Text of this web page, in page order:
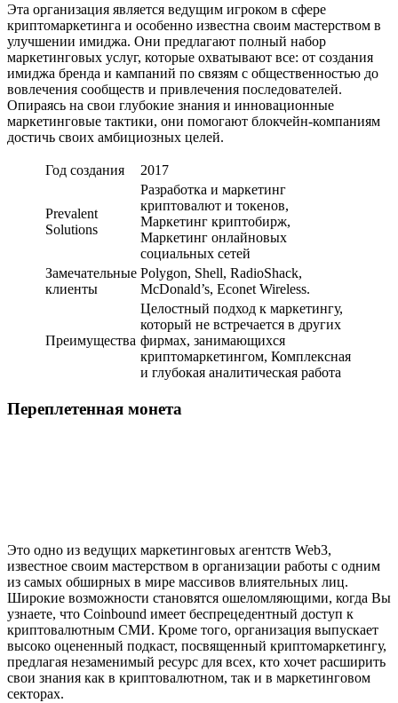
Эта организация является ведущим игроком в сфере
криптомаркетинга и особенно известна своим мастерством в
улучшении имиджа. Они предлагают полный набор
маркетинговых услуг, которые охватывают все: от создания
имиджа бренда и кампаний по связям с общественностью до
вовлечения сообществ и привлечения последователей.
Опираясь на свои глубокие знания и инновационные
маркетинговые тактики, они помогают блокчейн-компаниям
достичь своих амбициозных целей.
Год создания 2017
Prevalent
Solutions
Разработка и маркетинг
криптовалют и токенов,
Маркетинг криптобирж,
Маркетинг онлайновых
социальных сетей
Замечательные
клиенты
Polygon, Shell, RadioShack,
McDonald’s, Econet Wireless.
Преимущества
Целостный подход к маркетингу,
который не встречается в других
фирмах, занимающихся
криптомаркетингом, Комплексная
и глубокая аналитическая работа
Переплетенная монета
Это одно из ведущих маркетинговых агентств Web3,
известное своим мастерством в организации работы с одним
из самых обширных в мире массивов влиятельных лиц.
Широкие возможности становятся ошеломляющими, когда Вы
узнаете, что Coinbound имеет беспрецедентный доступ к
криптовалютным СМИ. Кроме того, организация выпускает
высоко оцененный подкаст, посвященный криптомаркетингу,
предлагая незаменимый ресурс для всех, кто хочет расширить
свои знания как в криптовалютном, так и в маркетинговом
секторах.